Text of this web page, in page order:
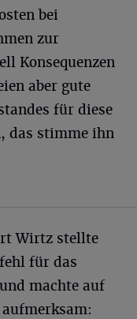
bei
zur
Konsequenzen
aber gute
für diese
das stimme ihn
Wirtz stellte
für das
machte auf